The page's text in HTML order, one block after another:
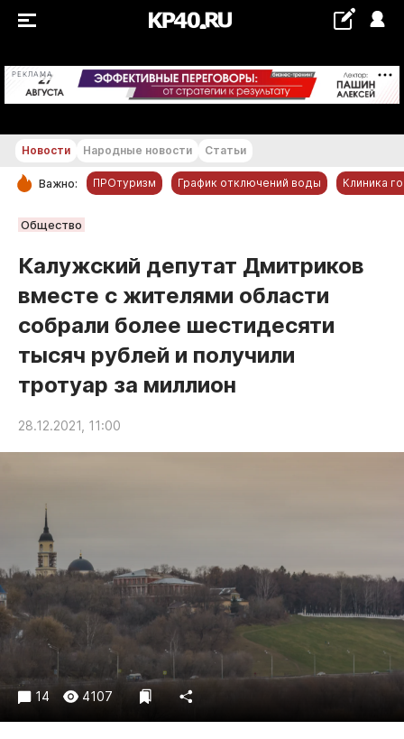
РЕКЛАМА +23...+24 °С
РУБРИКИ
Новости компаний
Статьи
Народные новости
Авто и транспорт
Благоустройство
Криминал
Погода
Праздники
Происшествия
Спорт
Экономика и бизнес
ПРОЕКТЫ
Новости Народные новости Статьи
Важно: ПРОтуризм График отключений воды Клиника
Общество
Калужский депутат Дмитриков
вместе с жителями области
собрали более шестидесяти
тысяч рублей и получили
тротуар за миллион
28.12.2021, 11:00
14 4107